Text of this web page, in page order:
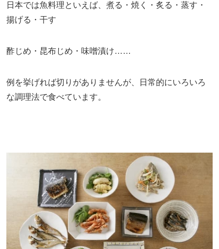
日本では魚料理といえば、煮る・焼く・炙る・蒸す・
揚げる・干す
酢じめ・昆布じめ・味噌漬け……
例を挙げれば切りがありませんが、日常的にいろいろ
な調理法で食べています。